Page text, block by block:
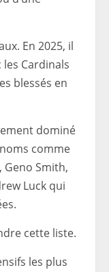
En 2025, il
les Cardinals
blessés en
dominé
comme
Geno Smith,
Luck qui
cette liste.
les plus